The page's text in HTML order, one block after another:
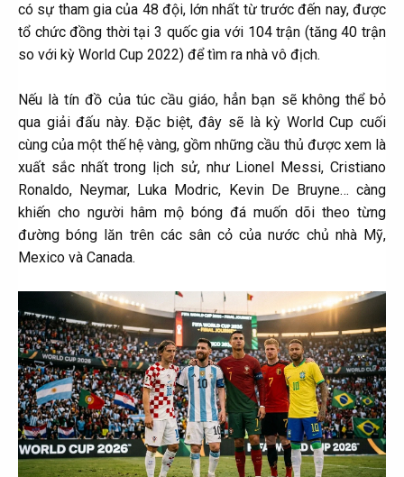
có sự tham gia của 48 đội, lớn nhất từ trước đến nay, được
tổ chức đồng thời tại 3 quốc gia với 104 trận (tăng 40 trận
so với kỳ World Cup 2022) để tìm ra nhà vô địch.
Nếu là tín đồ của túc cầu giáo, hẳn bạn sẽ không thể bỏ
qua giải đấu này. Đặc biệt, đây sẽ là kỳ World Cup cuối
cùng của một thế hệ vàng, gồm những cầu thủ được xem là
xuất sắc nhất trong lịch sử, như Lionel Messi, Cristiano
Ronaldo, Neymar, Luka Modric, Kevin De Bruyne… càng
khiến cho người hâm mộ bóng đá muốn dõi theo từng
đường bóng lăn trên các sân cỏ của nước chủ nhà Mỹ,
Mexico và Canada.